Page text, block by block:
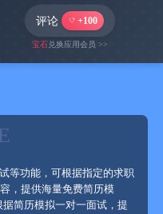
评论 +100
宝石兑换应用会员 >>
等功能，可根据指定的求职
，提供海量免费简历模
简历模拟一对一面试，提